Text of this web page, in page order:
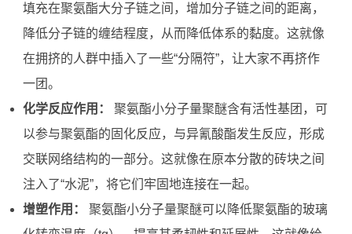
填充在聚氨酯大分子链之间，增加分子链之间的距离，
降低分子链的缠结程度，从而降低体系的黏度。这就像
在拥挤的人群中插入了一些“分隔符”，让大家不再挤作
一团。
化学反应作用：
聚氨酯小分子量聚醚含有活性基团，可
以参与聚氨酯的固化反应，与异氰酸酯发生反应，形成
交联网络结构的一部分。这就像在原本分散的砖块之间
注入了“水泥”，将它们牢固地连接在一起。
增塑作用：
聚氨酯小分子量聚醚可以降低聚氨酯的玻璃